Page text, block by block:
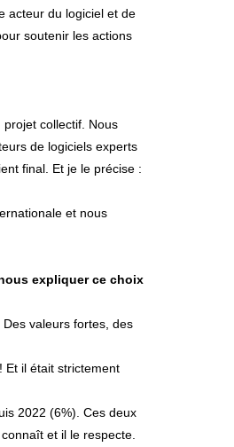
acteur du logiciel et de
soutenir les actions
projet collectif. Nous
de logiciels experts
final. Et je le précise :
et nous
expliquer ce choix
Des valeurs fortes, des
Et il était strictement
2022 (6%). Ces deux
et il le respecte.